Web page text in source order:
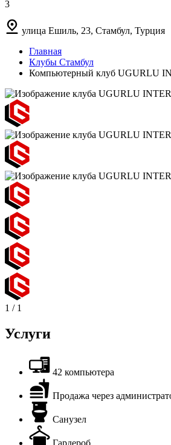
3
улица Ешиль, 23, Стамбул, Турция
Главная
Клубы Стамбул
Компьютерный клуб UGURLU
1 / 1
Услуги
42 компьютера
Продажа через
Санузел
Гардероб